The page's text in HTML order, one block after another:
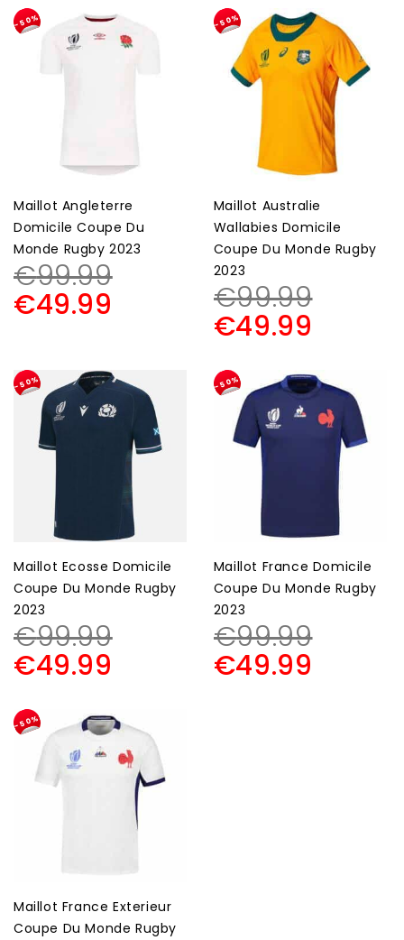
-50%
Maillot Angleterre
Domicile Coupe Du
Monde Rugby 2023
€99.99
€49.99
-50%
Maillot Australie
Wallabies Domicile
Coupe Du Monde Rugby
2023
€99.99
€49.99
-50%
Maillot Ecosse Domicile
Coupe Du Monde Rugby
2023
€99.99
€49.99
-50%
Maillot France Domicile
Coupe Du Monde Rugby
2023
€99.99
€49.99
-50%
Maillot France Exterieur
Coupe Du Monde Rugby